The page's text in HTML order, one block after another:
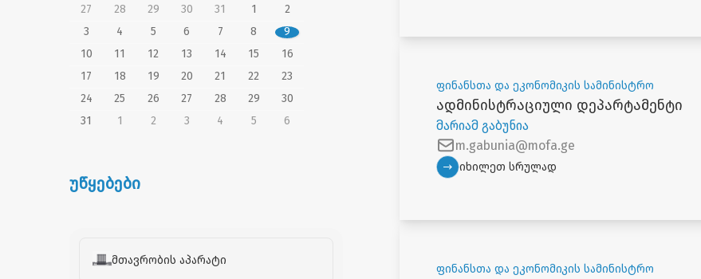
27
28 29 30 31 1
2
3
4 5 6 7 8
9
10
11 12 13 14 15
16
17
18 19 20 21 22
23
24
25 26 27 28 29
30
31
1 2 3 4 5 6
უწყებები
მთავრობის აპარატი
ფინანსთა და ეკონომიკის სამინისტრო
ადმინისტრაციული დეპარტამენტი
მარიამ გაბუნია
m.gabunia@mofa.ge
იხილეთ სრულად
ფინანსთა და ეკონომიკის სამინისტრო